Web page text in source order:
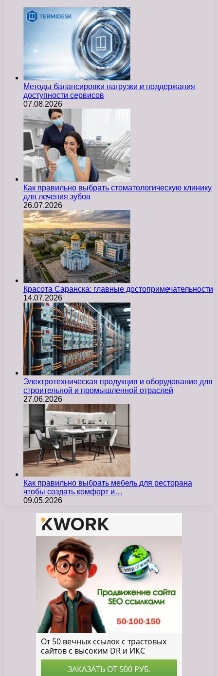
Методы балансировки нагрузки и поддержания
доступности сервисов
07.08.2026
Как правильно выбрать стоматологическую клинику
для лечения зубов
26.07.2026
Красота Саранска: главные достопримечательности
14.07.2026
Электротехническая продукция и оборудование для
строительной и промышленной отраслей
27.06.2026
Как правильно выбрать мебель для ресторана
чтобы создать комфорт и…
09.05.2026